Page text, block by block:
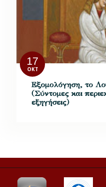
17
ΟΚΤ
Εξομολόγηση, το
(Σύντομες και
εξηγήσεις)